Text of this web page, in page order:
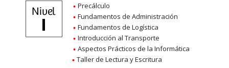
Precálculo
Fundamentos de Administración
Fundamentos de Logística
Introducción al Transporte
Aspectos Prácticos de la Informática
Taller de Lectura y Escritura